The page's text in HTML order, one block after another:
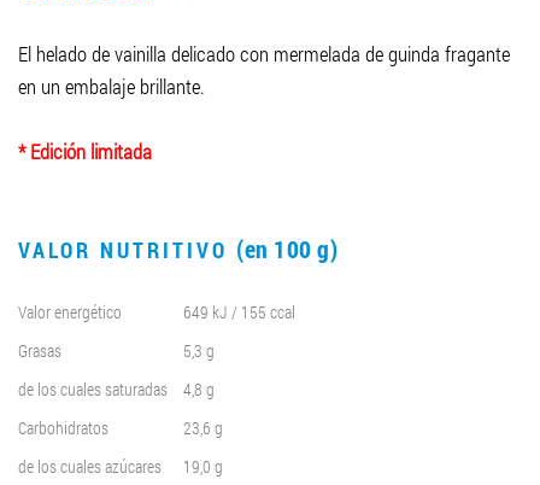
El helado de vainilla delicado con mermelada de guinda fragante
en un embalaje brillante.
* Edición limitada
VALOR NUTRITIVO (en 100 g)
Valor energético
649 kJ / 155 ccal
Grasas
5,3 g
de los cuales saturadas
4,8 g
Carbohidratos
23,6 g
de los cuales azúcares
19,0 g